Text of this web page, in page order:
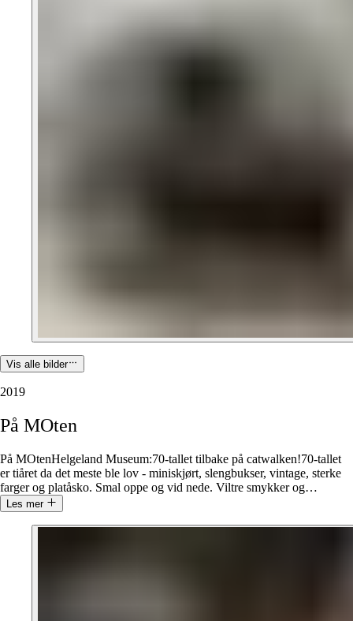
Vis alle bilder
2019
På MOten
På MOtenHelgeland Museum:70-tallet tilbake på catwalken!70-tallet
er tiåret da det meste ble lov - miniskjørt, slengbukser, vintage, sterke
farger og platåsko. Smal oppe og vid nede. Viltre smykker og…
Les mer